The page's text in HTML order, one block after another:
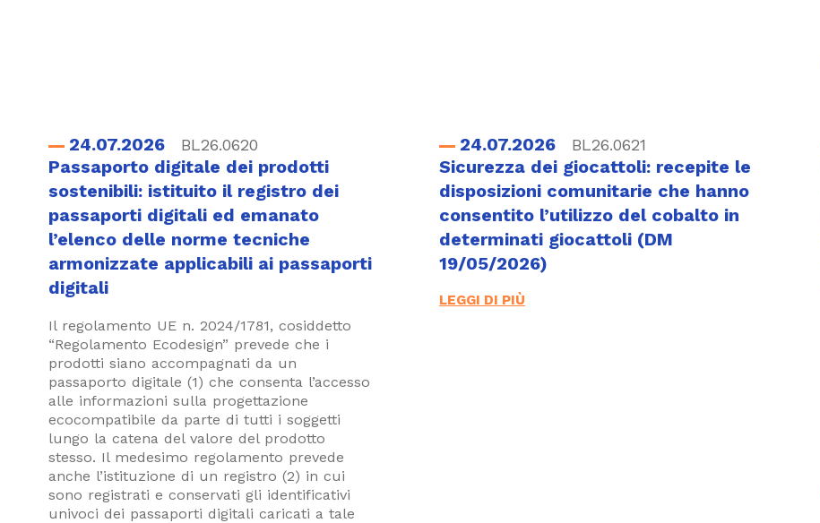
24.07.2026 BL26.0620
Passaporto digitale dei prodotti
sostenibili: istituito il registro dei
passaporti digitali ed emanato
l’elenco delle norme tecniche
armonizzate applicabili ai passaporti
digitali
Il regolamento UE n. 2024/1781, cosiddetto
“Regolamento Ecodesign” prevede che i
prodotti siano accompagnati da un
passaporto digitale (1) che consenta l’accesso
alle informazioni sulla progettazione
ecocompatibile da parte di tutti i soggetti
lungo la catena del valore del prodotto
stesso. Il medesimo regolamento prevede
anche l’istituzione di un registro (2) in cui
sono registrati e conservati gli identificativi
univoci dei passaporti digitali caricati a tale
24.07.2026 BL26.0621
Sicurezza dei giocattoli: recepite le
disposizioni comunitarie che hanno
consentito l’utilizzo del cobalto in
determinati giocattoli (DM
19/05/2026)
LEGGI DI PIÙ